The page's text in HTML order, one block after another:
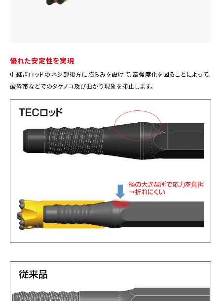
優れた安定性を実現
中継ぎロッドのネジ部後方に膨らみを設けて、高強度化を図ることによって、
破砕帯などでのタケノコ及び曲がり現象を抑止します。